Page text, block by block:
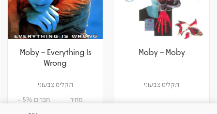
Moby – Moby
תקליט צבעוני
Moby – Everything Is
Wrong
תקליט צבעוני
מחיר חברים 5% -